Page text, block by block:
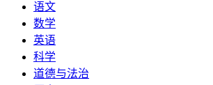
语文
数学
英语
科学
道德与法治